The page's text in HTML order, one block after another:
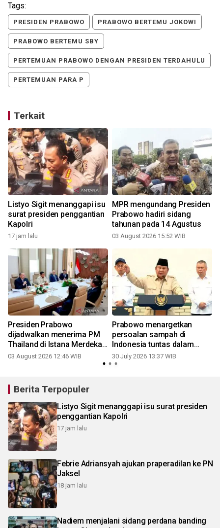
Tags:
PRESIDEN PRABOWO PRABOWO BERTEMU JOKOWI
PRABOWO BERTEMU SBY
PERTEMUAN PRABOWO DENGAN PRESIDEN TERDAHULU
PERTEMUAN PARA P
Terkait
Listyo Sigit menanggapi isu
surat presiden penggantian
Kapolri
17 jam lalu
MPR mengundang Presiden
Prabowo hadiri sidang
tahunan pada 14 Agustus
03 August 2026 15:52 WIB
Presiden Prabowo
dijadwalkan menerima PM
Thailand di Istana Merdeka
Senin sore
03 August 2026 12:46 WIB
Prabowo menargetkan
persoalan sampah di
Indonesia tuntas dalam
setahun
30 July 2026 13:37 WIB
Berita Terpopuler
Listyo Sigit menanggapi isu surat presiden
penggantian Kapolri
17 jam lalu
Febrie Adriansyah ajukan praperadilan ke PN
Jaksel
18 jam lalu
Nadiem menjalani sidang perdana banding